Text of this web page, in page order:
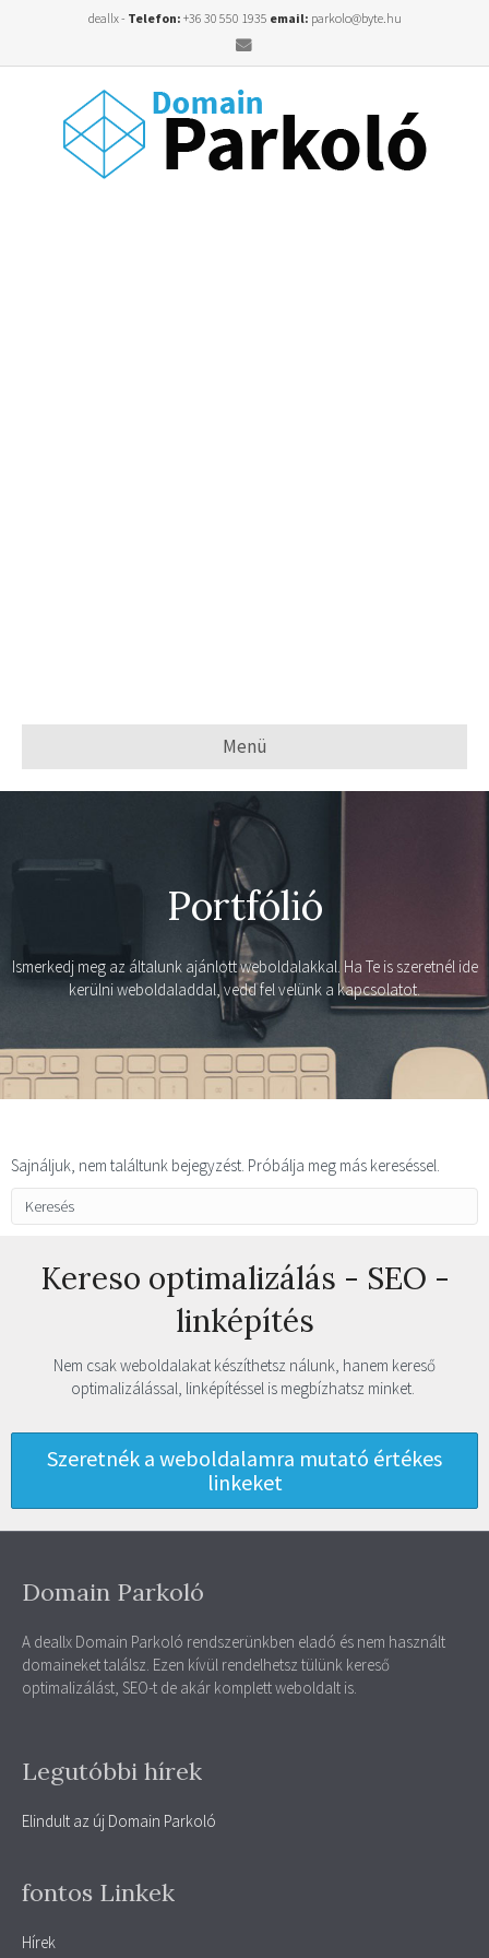
deallx - Telefon: +36 30 550 1935 email: parkolo@byte.hu
Email
Menü
Portfólió
Ismerkedj meg az általunk ajánlott weboldalakkal. Ha Te is szeretnél ide
kerülni weboldaladdal, vedd fel velünk a kapcsolatot.
Sajnáljuk, nem találtunk bejegyzést. Próbálja meg más kereséssel.
Kereso optimalizálás - SEO -
linképítés
Nem csak weboldalakat készíthetsz nálunk, hanem kereső
optimalizálással, linképítéssel is megbízhatsz minket.
Szeretnék a weboldalamra mutató értékes
linkeket
Domain Parkoló
A deallx Domain Parkoló rendszerünkben eladó és nem használt
domaineket találsz. Ezen kívül rendelhetsz tülünk kereső
optimalizálást, SEO-t de akár komplett weboldalt is.
Legutóbbi hírek
Elindult az új Domain Parkoló
fontos Linkek
Hírek